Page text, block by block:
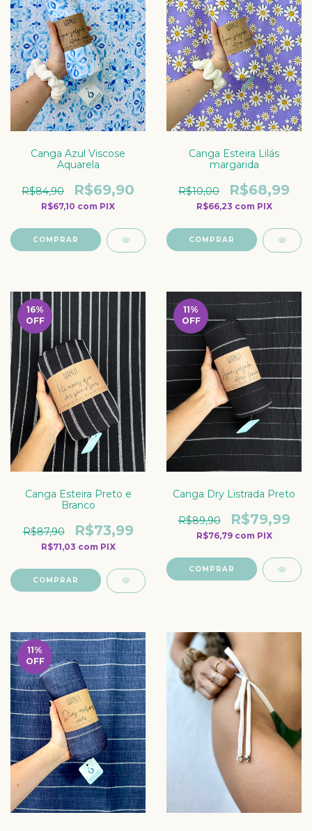
Canga Azul Viscose
Aquarela
R$84,90 R$69,90
R$67,10 com PIX
Canga Esteira Lilás
margarida
R$10,00 R$68,99
R$66,23 com PIX
16%
OFF
Canga Esteira Preto e
Branco
R$87,90 R$73,99
R$71,03 com PIX
COMPRAR
11%
OFF
Canga Dry Listrada Preto
R$89,90 R$79,99
R$76,79 com PIX
COMPRAR
11%
OFF